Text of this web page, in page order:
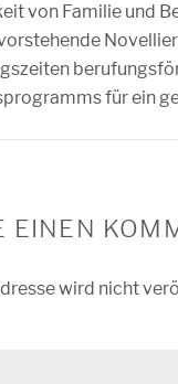
von Familie und
für ein
EINEN
wird nicht